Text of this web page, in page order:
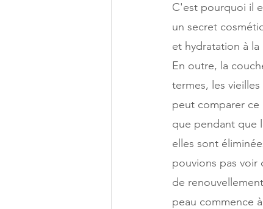
C'est pourquoi il
un secret
et hydratation à
En outre, la
termes, les
peut comparer ce
que pendant que
elles sont
pouvions pas voir
de
peau commence